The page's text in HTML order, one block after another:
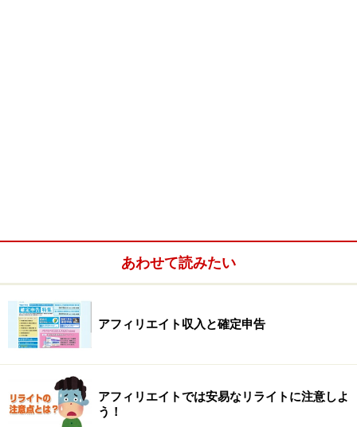
という風に表示されます。実はこれはあまりうれしいこ
とではありません。
リンク部分に最適なサイト名とは？ >>
※OSやアプリ、ソフトのバージョンによっては画面表示、操作方
法が異なる可能性があります。
あわせて読みたい
アフィリエイト収入と確定申告
アフィリエイトでは安易なリライトに注意しよ
う！